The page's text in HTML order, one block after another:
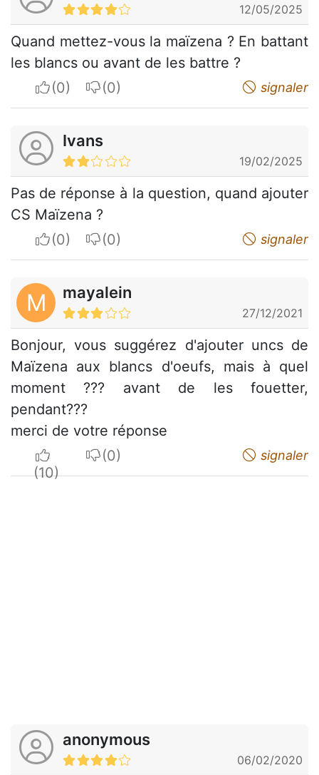
12/05/2025
Quand mettez-vous la maïzena ? En battant
les blancs ou avant de les battre ?
I apreciateI do not appreciate signaler
Ivans
19/02/2025
Pas de réponse à la question, quand ajouter
CS Maïzena ?
I apreciateI do not appreciate signaler
M mayalein
27/12/2021
Bonjour, vous suggérez d'ajouter uncs de
Maïzena aux blancs d'oeufs, mais à quel
moment ??? avant de les fouetter,
pendant???
merci de votre réponse
I apreciateI do not appreciate signaler
anonymous
06/02/2020